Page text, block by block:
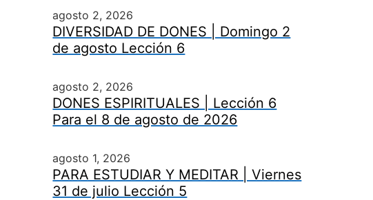
agosto 2, 2026
DIVERSIDAD DE DONES | Domingo 2
de agosto Lección 6
agosto 2, 2026
DONES ESPIRITUALES | Lección 6
Para el 8 de agosto de 2026
agosto 1, 2026
PARA ESTUDIAR Y MEDITAR | Viernes
31 de julio Lección 5